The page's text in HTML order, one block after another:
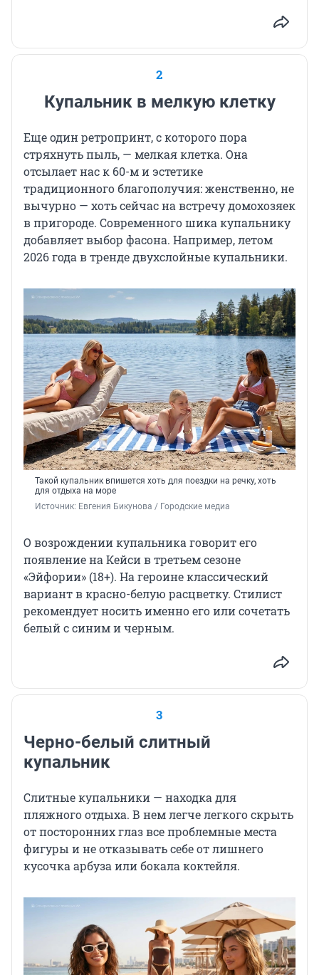
2
Купальник в мелкую клетку
Еще один ретропринт, с которого пора
стряхнуть пыль, — мелкая клетка. Она
отсылает нас к 60-м и эстетике
традиционного благополучия: женственно, не
вычурно — хоть сейчас на встречу домохозяек
в пригороде. Современного шика купальнику
добавляет выбор фасона. Например, летом
2026 года в тренде двухслойные купальники.
Такой купальник впишется хоть для поездки на речку, хоть
для отдыха на море
Источник: Евгения Бикунова / Городские медиа
О возрождении купальника говорит его
появление на Кейси в третьем сезоне
«Эйфории» (18+). На героине классический
вариант в красно-белую расцветку. Стилист
рекомендует носить именно его или сочетать
белый с синим и черным.
3
Черно-белый слитный
купальник
Слитные купальники — находка для
пляжного отдыха. В нем легче легкого скрыть
от посторонних глаз все проблемные места
фигуры и не отказывать себе от лишнего
кусочка арбуза или бокала коктейля.